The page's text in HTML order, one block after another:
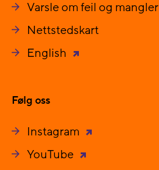
Varsle om feil og mangler
Nettstedskart
English
Følg oss
Instagram
YouTube